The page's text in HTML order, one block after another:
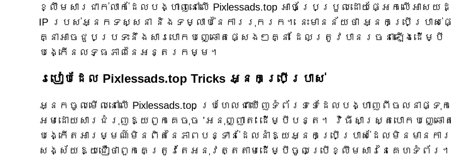
ខ្លឹមសារជាក់លាក់ដែលបង្ហាញនៅលើ Pixlessads.top អាចប្រែប្រួលដោយផ្អែកលើអាសយដ្
IP របស់អ្នកទស្សនា និងទម្លាប់នៃការរុករក។ នេះមានន័យថា អ្នកប្រើប្រាស់ផ្
គ្នាអាចជួបប្រទះនឹងសារបោកបញ្ឆោតផ្សេងៗគ្នា ដែលត្រូវបានរចនាឡើងដើម្បី
បង្កើនលទ្ធភាពនៃអន្តរកម្ម។
របៀបដែល Pixlessads.top Tricks អ្នកប្រើប្រាស់
អ្នកចូលមើលនៅលើ Pixlessads.top ប្រហែលជាឃើញទំព័រទទេដែលបង្ហាញពីចលនាផ្ទុក
អមដោយសារជំរុញឱ្យពួកគេចុច 'អនុញ្ញាត' ដើម្បីបន្ត។ វិធីសាស្រ្តបោកបញ្ឆោតន
បង្កើតអារម្មណ៍មិនពិតនៃភាពបន្ទាន់ដែលនាំឱ្យអ្នកប្រើប្រាស់ដែលមិនមានការ
សង្ស័យឱ្យជឿថាពួកគេត្រូវតែអនុវត្តតាមដើម្បីចូលប្រើខ្លឹមសារនៃគេហទំព័រ។